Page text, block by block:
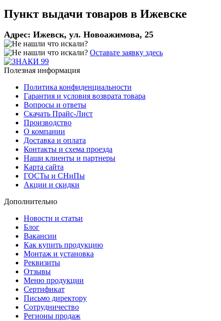
Пункт выдачи товаров в Ижевске
Адрес: Ижевск, ул. Новоажимова, 25
Оставьте заявку здесь
Полезная информация
Политика конфиденциальности
Гарантия и условия возврата товара
Вопросы и ответы
Скачать Прайс-Лист
Производство
О компании
Доставка и оплата
Контакты и схема проезда
Наши клиенты и партнеры
Карта сайта
ГОСТы и СНиПы
Акции и скидки
Дополнительно
Новости и статьи
Блог
Вакансии
Как купить продукцию
Монтаж и установка
Реквизиты
Отзывы
Меню продукции
Сертификат
Письмо директору
Сотрудничество
Регионы продаж